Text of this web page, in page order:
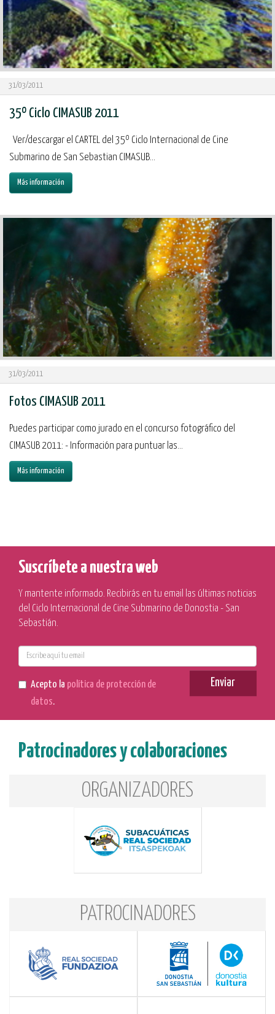
31/03/2011
35º Ciclo CIMASUB 2011
Ver/descargar el CARTEL del 35º Ciclo Internacional de Cine
Submarino de San Sebastian CIMASUB...
Más información
31/03/2011
Fotos CIMASUB 2011
Puedes participar como jurado en el concurso fotográfico del
CIMASUB 2011: - Información para puntuar las...
Más información
Suscríbete a nuestra web
Y mantente informado. Recibirás en tu email las últimas noticias
del Ciclo Internacional de Cine Submarino de Donostia - San
Sebastián.
Acepto la política de protección de
datos.
Enviar
Patrocinadores y colaboraciones
ORGANIZADORES
PATROCINADORES